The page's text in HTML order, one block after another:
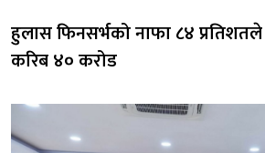
हुलास फिनसर्भको नाफा ८४
करिब ४० करोड